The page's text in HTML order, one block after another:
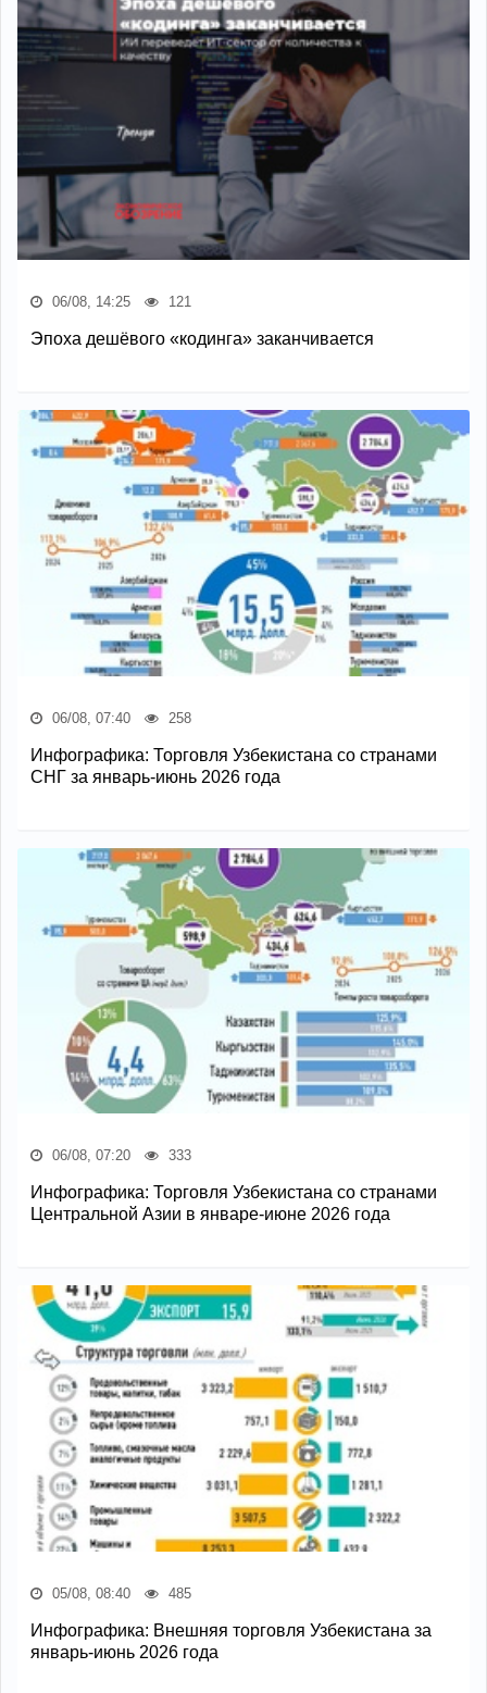
06/08, 14:25 121
Эпоха дешёвого «кодинга» заканчивается
06/08, 07:40 258
Инфографика: Торговля Узбекистана со странами
СНГ за январь-июнь 2026 года
06/08, 07:20 333
Инфографика: Торговля Узбекистана со странами
Центральной Азии в январе-июне 2026 года
05/08, 08:40 485
Инфографика: Внешняя торговля Узбекистана за
январь-июнь 2026 года